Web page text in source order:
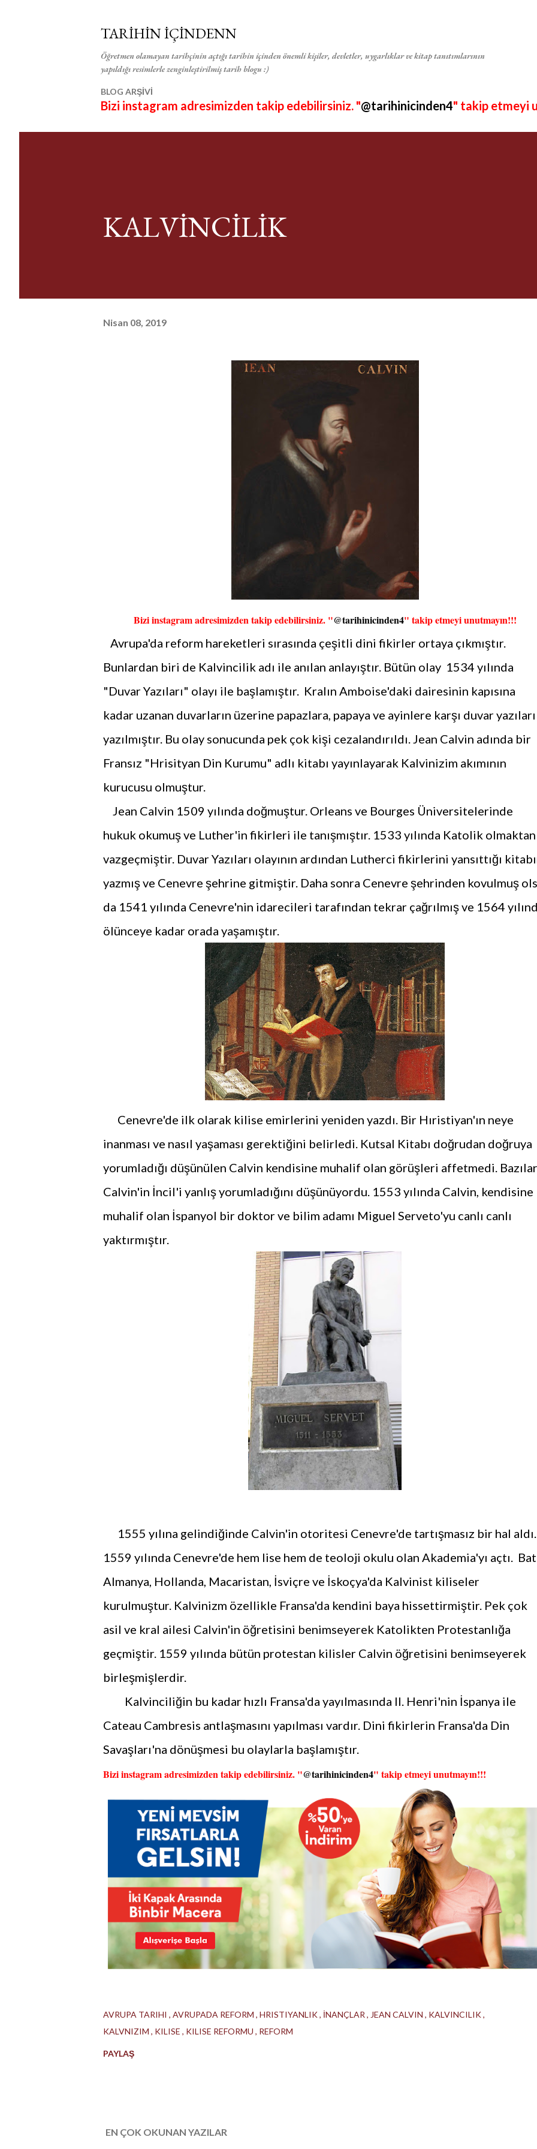
TARİHİN İÇİNDENN
Öğretmen olamayan tarihçinin açtığı tarihin içinden önemli kişiler, devletler, uygarlıklar ve kitap tanıtımlarının
yapıldığı resimlerle zenginleştirilmiş tarih blogu :)
BLOG ARŞİVİ
Bizi instagram adresimizden takip edebilirsiniz. "@tarihinicinden4" takip etmeyi
KALVİNCİLİK
Nisan 08, 2019
Bizi instagram adresimizden takip edebilirsiniz. "@tarihinicinden4" takip etmeyi unutmayın!!!
Avrupa'da reform hareketleri sırasında çeşitli dini fikirler ortaya çıkmıştır.
Bunlardan biri de Kalvincilik adı ile anılan anlayıştır. Bütün olay 1534 yılında
"Duvar Yazıları" olayı ile başlamıştır. Kralın Amboise'daki dairesinin kapısına
kadar uzanan duvarların üzerine papazlara, papaya ve ayinlere karşı duvar yazıları
yazılmıştır. Bu olay sonucunda pek çok kişi cezalandırıldı. Jean Calvin adında bir
Fransız "Hrisityan Din Kurumu" adlı kitabı yayınlayarak Kalvinizim akımının
kurucusu olmuştur.
Jean Calvin 1509 yılında doğmuştur. Orleans ve Bourges Üniversitelerinde
hukuk okumuş ve Luther'in fikirleri ile tanışmıştır. 1533 yılında Katolik olmaktan
vazgeçmiştir. Duvar Yazıları olayının ardından Lutherci fikirlerini yansıttığı
yazmış ve Cenevre şehrine gitmiştir. Daha sonra Cenevre şehrinden kovulmuş
da 1541 yılında Cenevre'nin idarecileri tarafından tekrar çağrılmış ve 1564
ölünceye kadar orada yaşamıştır.
Cenevre'de ilk olarak kilise emirlerini yeniden yazdı. Bir Hıristiyan'ın neye
inanması ve nasıl yaşaması gerektiğini belirledi. Kutsal Kitabı doğrudan doğruya
yorumladığı düşünülen Calvin kendisine muhalif olan görüşleri affetmedi.
Calvin'in İncil'i yanlış yorumladığını düşünüyordu. 1553 yılında Calvin, kendisine
muhalif olan İspanyol bir doktor ve bilim adamı Miguel Serveto'yu canlı canlı
yaktırmıştır.
1555 yılına gelindiğinde Calvin'in otoritesi Cenevre'de tartışmasız bir hal aldı.
1559 yılında Cenevre'de hem lise hem de teoloji okulu olan Akademia'yı açtı.
Almanya, Hollanda, Macaristan, İsviçre ve İskoçya'da Kalvinist kiliseler
kurulmuştur. Kalvinizm özellikle Fransa'da kendini baya hissettirmiştir. Pek çok
asil ve kral ailesi Calvin'in öğretisini benimseyerek Katolikten Protestanlığa
geçmiştir. 1559 yılında bütün protestan kilisler Calvin öğretisini benimseyerek
birleşmişlerdir.
Kalvinciliğin bu kadar hızlı Fransa'da yayılmasında II. Henri'nin İspanya ile
Cateau Cambresis antlaşmasını yapılması vardır. Dini fikirlerin Fransa'da Din
Savaşları'na dönüşmesi bu olaylarla başlamıştır.
Bizi instagram adresimizden takip edebilirsiniz. "@tarihinicinden4" takip etmeyi unutmayın!!!
AVRUPA TARIHI AVRUPADA REFORM HRISTIYANLIK İNANÇLAR JEAN CALVIN
KALVINCILIK
KALVNIZIM
KILISE KILISE REFORMU REFORM
PAYLAŞ
EN ÇOK OKUNAN YAZILAR